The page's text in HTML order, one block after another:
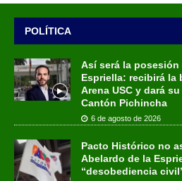
POLÍTICA
Así será la posesión
Espriella: recibirá la
Arena USC y dará
Cantón Pichincha
6 de agosto de 2026
Pacto Histórico no
Abelardo de la
“desobediencia